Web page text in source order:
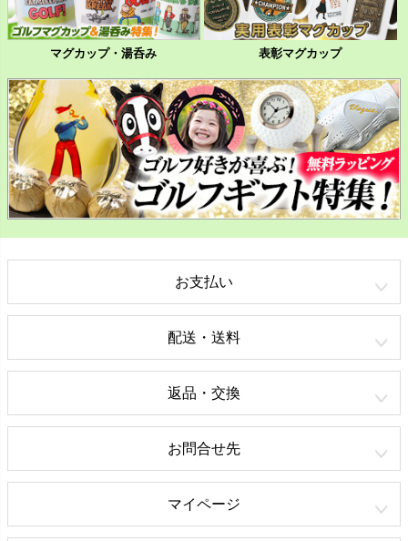
マグカップ・湯呑み 表彰マグカップ
お支払い
配送・送料
返品・交換
お問合せ先
マイページ